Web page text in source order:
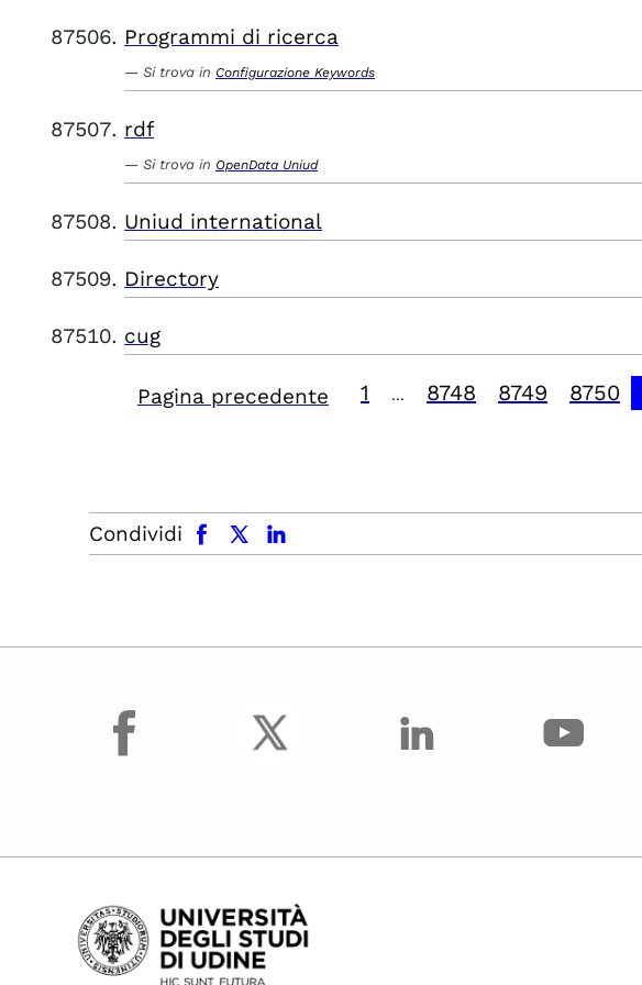
Programmi di ricerca
Si trova in Configurazione Keywords
rdf
Si trova in OpenData Uniud
Uniud international
Directory
cug
Pagina precedente 1 8748 8749 8750
Condividi
facebook x.com linkedin
facebook